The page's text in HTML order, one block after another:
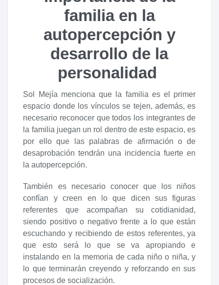
familia en la
autopercepción y
desarrollo de la
personalidad
Sol Mejía menciona que la familia es el primer
espacio donde los vínculos se tejen, además, es
necesario reconocer que todos los integrantes de
la familia juegan un rol dentro de este espacio, es
por ello que las palabras de afirmación o de
desaprobación tendrán una incidencia fuerte en
la autopercepción.
También es necesario conocer que los niños
confían y creen en lo que dicen sus figuras
referentes que acompañan su cotidianidad,
siendo positivo o negativo frente a lo que están
escuchando y recibiendo de estos referentes, ya
que esto será lo que se va apropiando e
instalando en la memoria de cada niño o niña, y
lo que terminarán creyendo y reforzando en sus
procesos de socialización.